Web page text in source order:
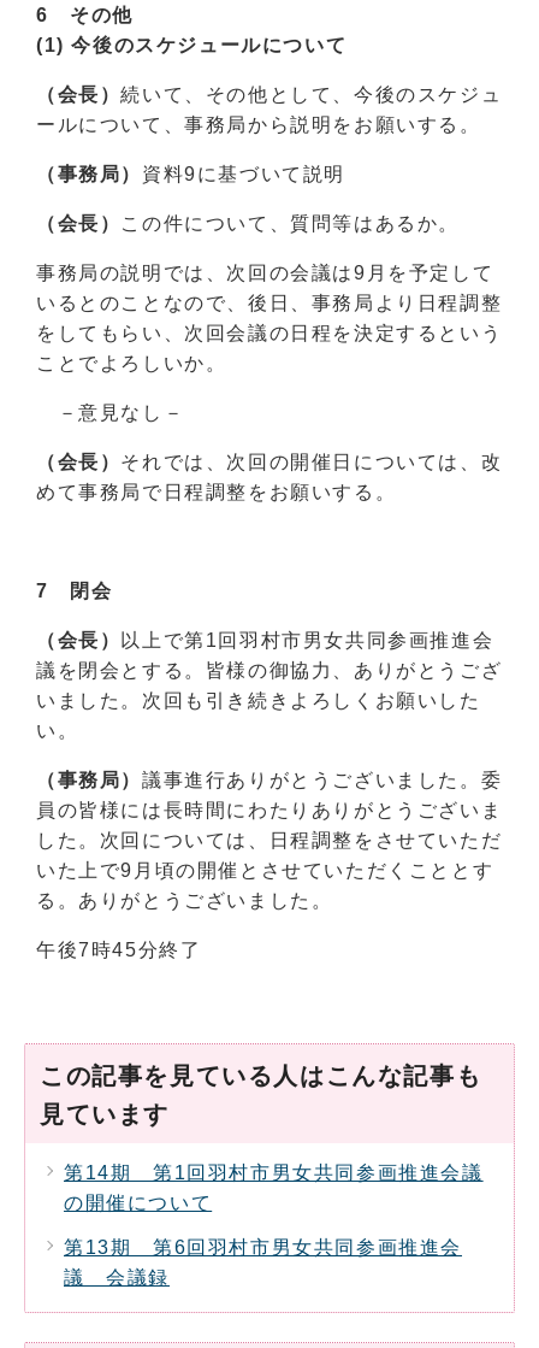
6 その他
(1) 今後のスケジュールについて
（会長）続いて、その他として、今後のスケジュ
ールについて、事務局から説明をお願いする。
（事務局） 資料9に基づいて説明
（会長） この件について、質問等はあるか。
事務局の説明では、次回の会議は9月を予定して
いるとのことなので、後日、事務局より日程調整
をしてもらい、次回会議の日程を決定するという
ことでよろしいか。
－意見なし－
（会長） それでは、次回の開催日については、改
めて事務局で日程調整をお願いする。
7 閉会
（会長）
以上で第1回羽村市男女共同参画推進会
議を閉会とする。皆様の御協力、ありがとうござ
いました。次回も引き続きよろしくお願いした
い。
（事務局） 議事進行ありがとうございました。委
員の皆様には長時間にわたりありがとうございま
した。次回については、日程調整をさせていただ
いた上で9月頃の開催とさせていただくこととす
る。ありがとうございました。
午後7時45分終了
この記事を見ている人はこんな記事も
見ています
第14期 第1回羽村市男女共同参画推進会議
の開催について
第13期 第6回羽村市男女共同参画推進会
議 会議録